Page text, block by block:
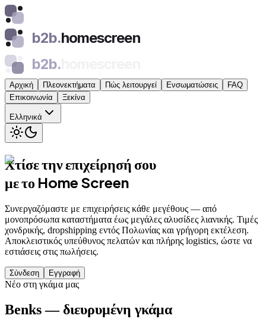
b2b.homescreen
b2b.
Αρχική Πλεονεκτήματα Πώς λειτουργεί Ενσωματώσεις
FAQ
Επικοινωνία
Ξεκίνα
Ελληνικά
Χτίσε την επιχείρησή σου
με το Home Screen
Συνεργαζόμαστε με επιχειρήσεις κάθε μεγέθους — από
μονοπρόσωπα καταστήματα έως μεγάλες αλυσίδες λιανικής. Τιμές
χονδρικής, dropshipping εντός Πολωνίας και γρήγορη εκτέλεση.
Αποκλειστικός υπεύθυνος πελατών και πλήρης logistics, ώστε να
εστιάσεις στις πωλήσεις.
Σύνδεση Εγγραφή
Νέο στη γκάμα μας
Benks — διευρυμένη γκάμα